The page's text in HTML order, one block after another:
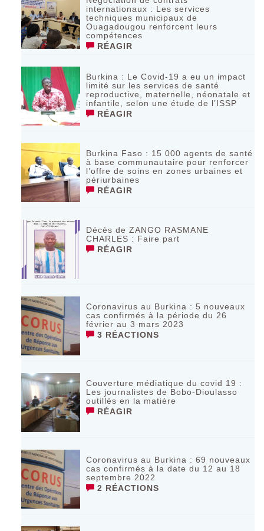
internationaux : Les services
techniques municipaux de
Ouagadougou renforcent leurs
compétences
RÉAGIR
Burkina : Le Covid-19 a eu un impact
limité sur les services de santé
reproductive, maternelle, néonatale et
infantile, selon une étude de l’ISSP
RÉAGIR
Burkina Faso : 15 000 agents de santé
à base communautaire pour renforcer
l’offre de soins en zones urbaines et
périurbaines
RÉAGIR
Décès de ZANGO RASMANE
CHARLES : Faire part
RÉAGIR
Coronavirus au Burkina : 5 nouveaux
cas confirmés à la période du 26
février au 3 mars 2023
3 RÉACTIONS
Couverture médiatique du covid 19 :
Les journalistes de Bobo-Dioulasso
outillés en la matière
RÉAGIR
Coronavirus au Burkina : 69 nouveaux
cas confirmés à la date du 12 au 18
septembre 2022
2 RÉACTIONS